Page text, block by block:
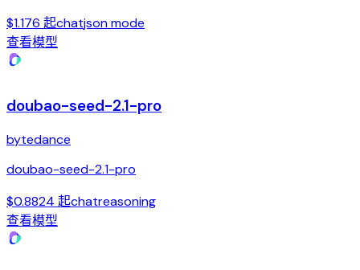
$1.176 起chatjson mode
查看模型
doubao-seed-2.1-pro
bytedance
doubao-seed-2.1-pro
$0.8824 起chatreasoning
查看模型